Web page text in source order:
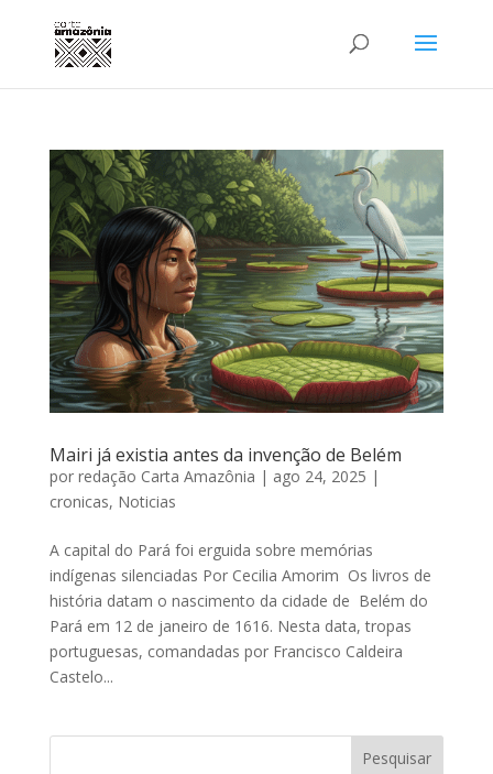
Mairi já existia antes da invenção de Belém
por redação Carta Amazônia | ago 24, 2025 |
cronicas, Noticias
A capital do Pará foi erguida sobre memórias
indígenas silenciadas Por Cecilia Amorim Os livros de
história datam o nascimento da cidade de Belém do
Pará em 12 de janeiro de 1616. Nesta data, tropas
portuguesas, comandadas por Francisco Caldeira
Castelo...
Pesquisar